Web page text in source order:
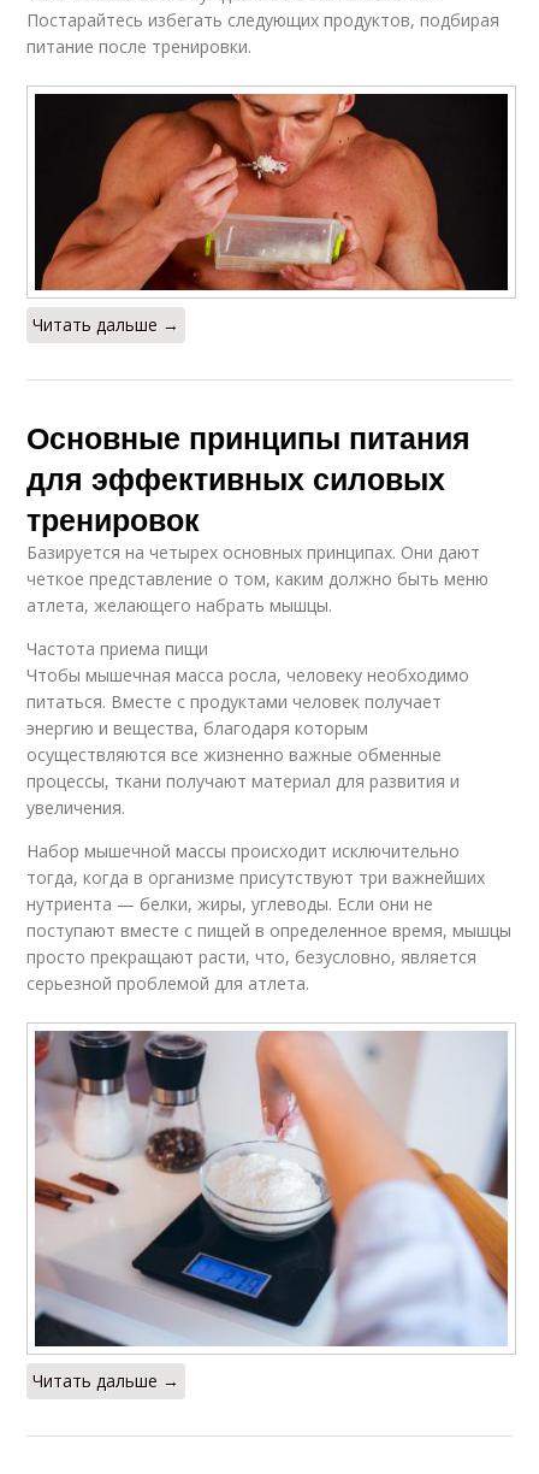
Постарайтесь избегать следующих продуктов, подбирая
питание после тренировки.
Читать дальше →
Основные принципы питания
для эффективных силовых
тренировок
Базируется на четырех основных принципах. Они дают
четкое представление о том, каким должно быть меню
атлета, желающего набрать мышцы.
Частота приема пищи
Чтобы мышечная масса росла, человеку необходимо
питаться. Вместе с продуктами человек получает
энергию и вещества, благодаря которым
осуществляются все жизненно важные обменные
процессы, ткани получают материал для развития и
увеличения.
Набор мышечной массы происходит исключительно
тогда, когда в организме присутствуют три важнейших
нутриента — белки, жиры, углеводы. Если они не
поступают вместе с пищей в определенное время, мышцы
просто прекращают расти, что, безусловно, является
серьезной проблемой для атлета.
Читать дальше →